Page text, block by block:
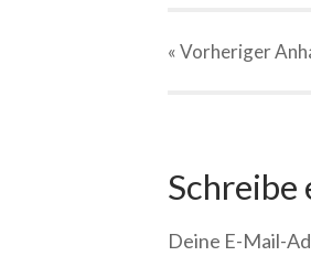
« Vorheriger
Schreibe
Deine E-Mail-